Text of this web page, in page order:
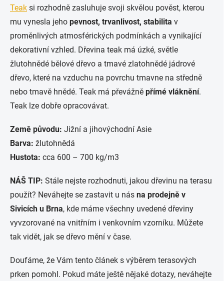
Teak si rozhodně zasluhuje svoji skvělou pověst, kterou
mu vynesla jeho pevnost, trvanlivost, stabilita v
proměnlivých atmosférických podmínkách a vynikající
dekorativní vzhled. Dřevina teak má úzké, světle
žlutohnědé bělové dřevo a tmavé zlatohnědé jádrové
dřevo, které na vzduchu na povrchu tmavne na středně
nebo tmavě hnědé. Teak má převážně přímé vláknění.
Teak lze dobře opracovávat.
Země původu: Jižní a jihovýchodní Asie
Barva: žlutohnědá
Hustota: cca 600 – 700 kg/m3
NÁŠ TIP: Stále nejste rozhodnuti, jakou dřevinu na terasu
použít? Neváhejte se zastavit u nás na prodejně v
Sivicích u Brna, kde máme všechny uvedené dřeviny
vyvzorované na vnitřním i venkovním vzorníku. Můžete
tak vidět, jak se dřevo mění v čase.
Doufáme, že Vám tento článek s výběrem terasových
prken pomohl. Pokud máte ještě nějaké dotazy, neváhejte